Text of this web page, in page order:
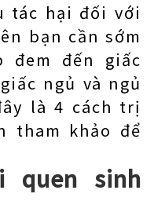
tác hại đối với
bạn cần sớm
đem đến giấc
ngủ và ngủ
là 4 cách trị
tham khảo để
quen sinh